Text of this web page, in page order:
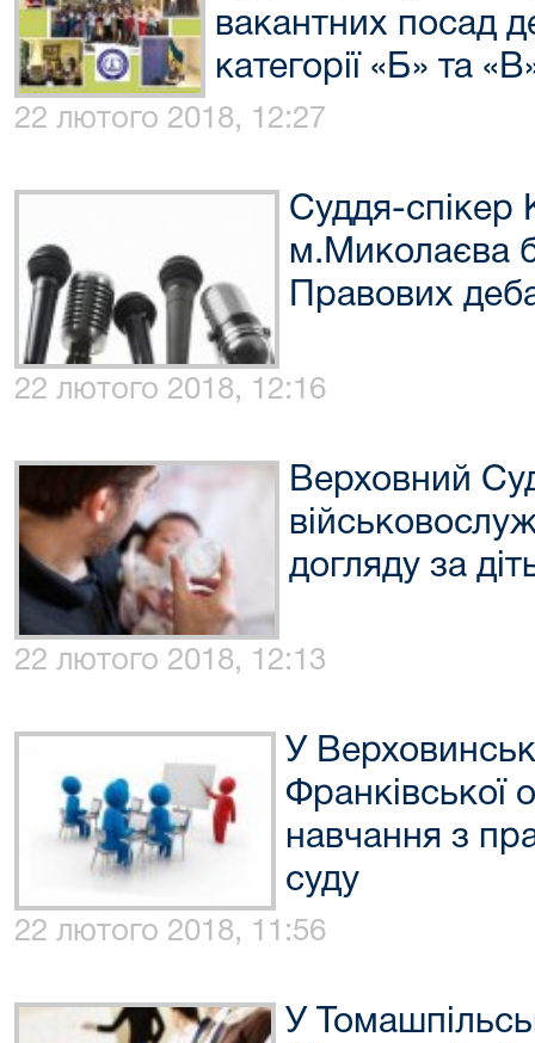
вакантних посад
категорії «Б» та
22 лютого 2018, 12:27
Суддя-спікер
м.Миколаєва
Правових
22 лютого 2018, 12:16
Верховний
догляду за
22 лютого 2018, 12:13
У
Франківської
навчання з
суду
22 лютого 2018, 11:56
У